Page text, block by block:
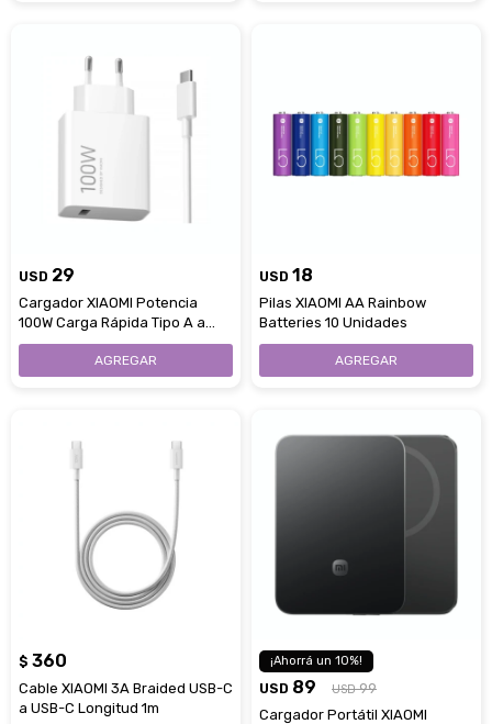
USD 29
Cargador XIAOMI Potencia
100W Carga Rápida Tipo A a
Tipo C
USD 18
Pilas XIAOMI AA Rainbow
Batteries 10 Unidades
$ 360
Cable XIAOMI 3A Braided USB-C
a USB-C Longitud 1m
10
USD 89 USD 99
Cargador Portátil XIAOMI